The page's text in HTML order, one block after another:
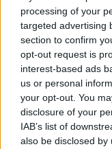
processing of your
targeted advertising
section to confirm
opt-out request is
interest-based ads
us or personal
your opt-out. You
disclosure of your
IAB’s list of
also be disclosed
Danskebank
5 år
Ikano
Fix